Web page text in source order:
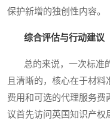
保护新增的独创性内容。
综合评估与行动建议
总的来说，一次标准
且清晰的，核心在于材
费用和可选的代理服务费
议首先访问英国知识产权